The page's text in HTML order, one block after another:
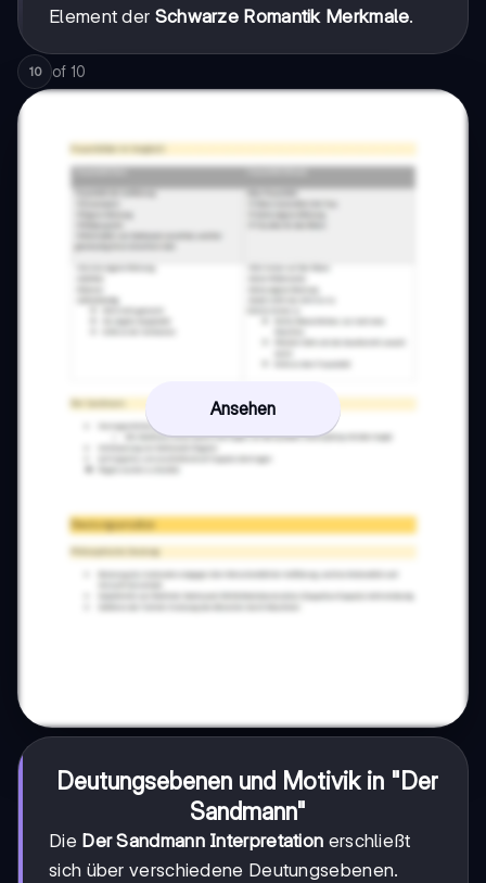
Element der Schwarze Romantik Merkmale.
10 of 10
Ansehen
Deutungsebenen und Motivik in "Der
Sandmann"
Die Der Sandmann Interpretation erschließt
sich über verschiedene Deutungsebenen.